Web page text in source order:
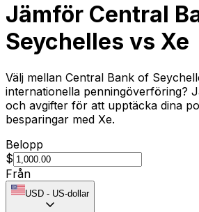
Jämför Central
Seychelles vs Xe
Välj mellan Central Bank of
internationella penningöverföring?
och avgifter för att upptäcka dina
besparingar med Xe.
Belopp
$
Från
USD - US-dollar